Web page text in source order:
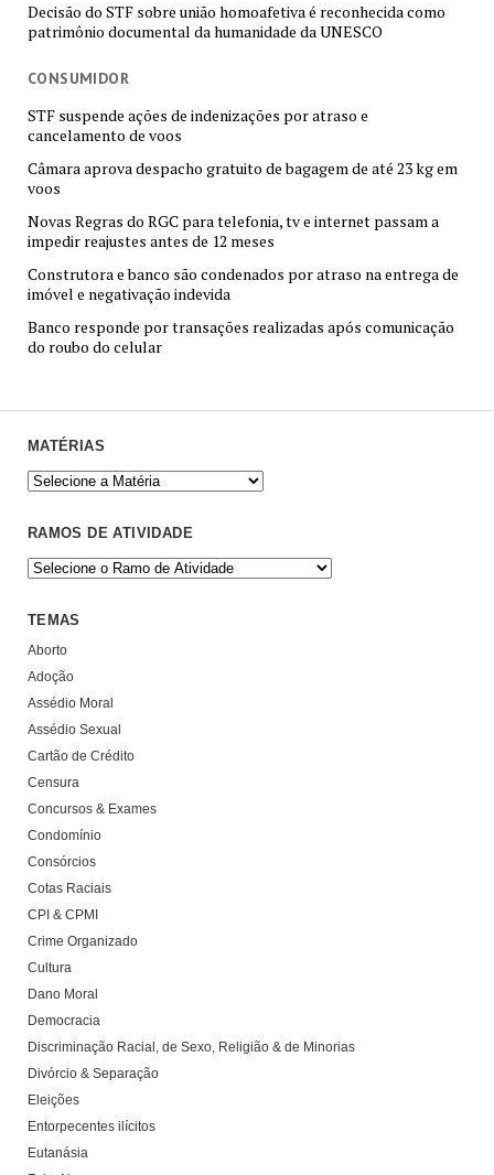
Decisão do STF sobre união homoafetiva é reconhecida como
patrimônio documental da humanidade da UNESCO
CONSUMIDOR
STF suspende ações de indenizações por atraso e
cancelamento de voos
Câmara aprova despacho gratuito de bagagem de até 23 kg em
voos
Novas Regras do RGC para telefonia, tv e internet passam a
impedir reajustes antes de 12 meses
Construtora e banco são condenados por atraso na entrega de
imóvel e negativação indevida
Banco responde por transações realizadas após comunicação
do roubo do celular
MATÉRIAS
RAMOS DE ATIVIDADE
TEMAS
Aborto
Adoção
Assédio Moral
Assédio Sexual
Cartão de Crédito
Censura
Concursos & Exames
Condomínio
Consórcios
Cotas Raciais
CPI & CPMI
Crime Organizado
Cultura
Dano Moral
Democracia
Discriminação Racial, de Sexo, Religião & de Minorias
Divórcio & Separação
Eleições
Entorpecentes ilícitos
Eutanásia